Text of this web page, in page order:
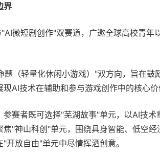
界
短剧创作"双赛道，广邀全球高校青年以
题（轻量化休闲小游戏）"双方向，旨在鼓
AI技术在辅助和参与游戏创作中的核心价
参赛者既可选择"芜湖故事"单元，以AI技术
"神山科创"单元，围绕具身智能、低空经
放自由"单元中尽情挥洒创意。